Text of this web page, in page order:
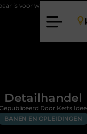
in Bunschoten
Detailhandel
BANEN EN OPLEIDINGEN
Gepubliceerd Door Kerts Idee